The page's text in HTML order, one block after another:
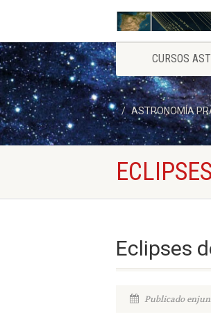
CURSOS
ASTRONOMÍA
Eclipses
Publicado